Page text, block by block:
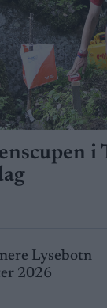
i
Lysebotn
2026